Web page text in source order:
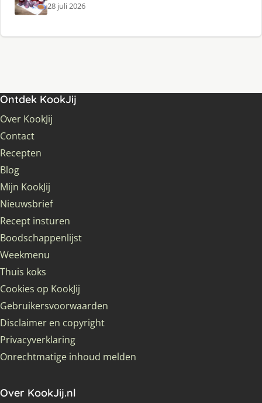
28 juli 2026
Ontdek KookJij
Over KookJij
Contact
Recepten
Blog
Mijn KookJij
Nieuwsbrief
Recept insturen
Boodschappenlijst
Weekmenu
Thuis koks
Cookies op KookJij
Gebruikersvoorwaarden
Disclaimer en copyright
Privacyverklaring
Onrechtmatige inhoud melden
Over KookJij.nl